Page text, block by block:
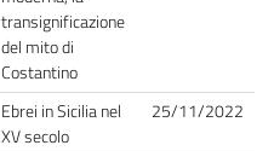
transignificazione
del mito di
Costantino
Ebrei in Sicilia nel
XV secolo
25/11/2022